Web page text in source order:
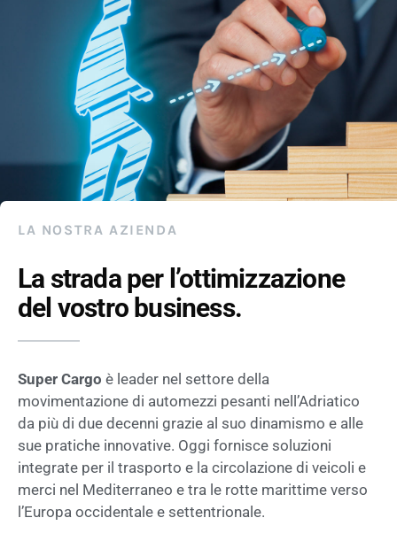
LA NOSTRA AZIENDA
La strada per l’ottimizzazione
del vostro business.
Super Cargo è leader nel settore della
movimentazione di automezzi pesanti nell’Adriatico
da più di due decenni grazie al suo dinamismo e alle
sue pratiche innovative. Oggi fornisce soluzioni
integrate per il trasporto e la circolazione di veicoli e
merci nel Mediterraneo e tra le rotte marittime verso
l’Europa occidentale e settentrionale.